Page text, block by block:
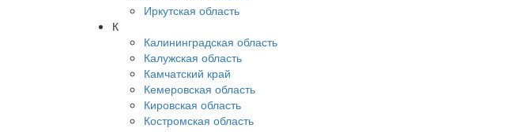
Иркутская область
К
Калининградская область
Калужская область
Камчатский край
Кемеровская область
Кировская область
Костромская область